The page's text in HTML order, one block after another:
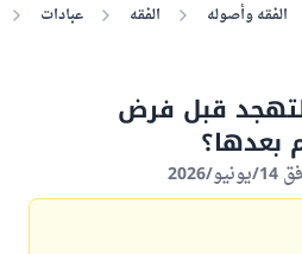
الفقه وأصوله الفقه عبادات
قبل فرض
بعدها؟